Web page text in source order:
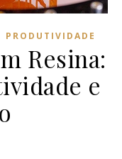
PRODUTIVIDADE
Resina:
e